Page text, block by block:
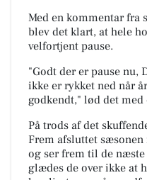
Med en kommentar fra
blev det klart, at hele
velfortjent pause.
"Godt der er pause nu,
ikke er rykket ned når
godkendt," lød det med
På trods af det
Frem afsluttet sæsonen
og ser frem til de
glædes de over ikke at